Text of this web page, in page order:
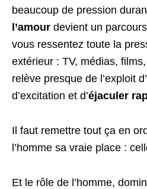
beaucoup de pression
l’amour devient un
vous ressentez toute la
extérieur : TV, médias,
relève presque de l’exploit
d’excitation et d’éjaculer
Il faut remettre tout ça en
l’homme sa vraie place :
Et le rôle de l’homme,